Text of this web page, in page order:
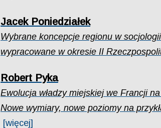
Jacek Poniedziałek
Wybrane koncepcje regionu w
wypracowane w okresie II
Robert Pyka
Ewolucja władzy miejskiej we Francji
Nowe wymiary, nowe poziomy na
[więcej]